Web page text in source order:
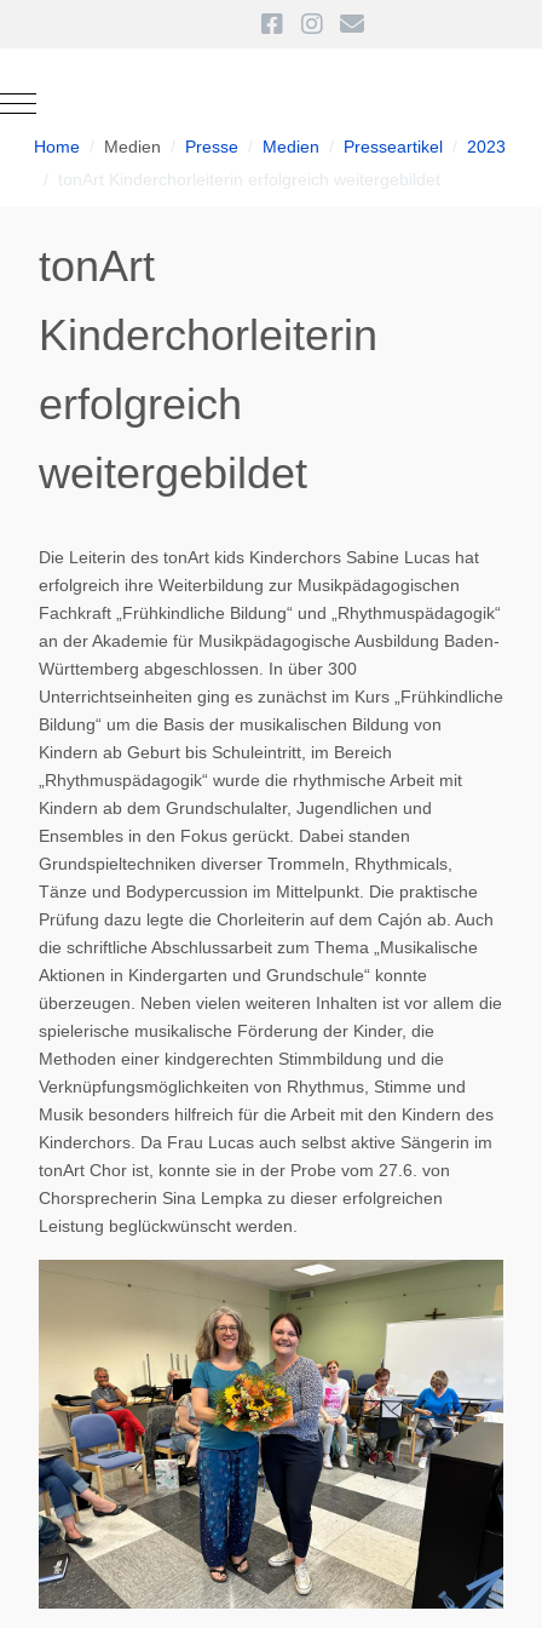
Mobile Menu Toggle
Home Medien Presse Medien Presseartikel
2023
tonArt Kinderchorleiterin erfolgreich weitergebildet
tonArt
Kinderchorleiterin
erfolgreich
weitergebildet
Die Leiterin des tonArt kids Kinderchors Sabine Lucas hat
erfolgreich ihre Weiterbildung zur Musikpädagogischen
Fachkraft „Frühkindliche Bildung“ und „Rhythmuspädagogik“
an der Akademie für Musikpädagogische Ausbildung Baden-
Württemberg abgeschlossen. In über 300
Unterrichtseinheiten ging es zunächst im Kurs „Frühkindliche
Bildung“ um die Basis der musikalischen Bildung von
Kindern ab Geburt bis Schuleintritt, im Bereich
„Rhythmuspädagogik“ wurde die rhythmische Arbeit mit
Kindern ab dem Grundschulalter, Jugendlichen und
Ensembles in den Fokus gerückt. Dabei standen
Grundspieltechniken diverser Trommeln, Rhythmicals,
Tänze und Bodypercussion im Mittelpunkt. Die praktische
Prüfung dazu legte die Chorleiterin auf dem Cajón ab. Auch
die schriftliche Abschlussarbeit zum Thema „Musikalische
Aktionen in Kindergarten und Grundschule“ konnte
überzeugen. Neben vielen weiteren Inhalten ist vor allem die
spielerische musikalische Förderung der Kinder, die
Methoden einer kindgerechten Stimmbildung und die
Verknüpfungsmöglichkeiten von Rhythmus, Stimme und
Musik besonders hilfreich für die Arbeit mit den Kindern des
Kinderchors. Da Frau Lucas auch selbst aktive Sängerin im
tonArt Chor ist, konnte sie in der Probe vom 27.6. von
Chorsprecherin Sina Lempka zu dieser erfolgreichen
Leistung beglückwünscht werden.